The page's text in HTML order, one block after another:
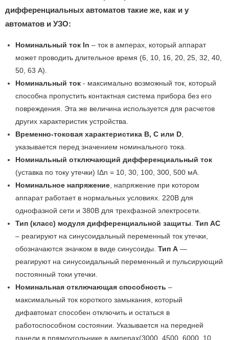
дифференциальных автоматов такие же, как и у
автоматов и УЗО:
Номинальный ток In – ток в амперах, который аппарат
может проводить длительное время (6, 10, 16, 20, 25, 32, 40,
50, 63 А).
Номинальный ток - максимально возможный ток, который
способна пропустить контактная система прибора без его
повреждения. Эта же величина используется для расчетов
других характеристик устройства.
Временно-токовая характеристика В, С или D
указывается перед значением номинального тока.
Номинальный отключающий дифференциальный ток
(уставка по току утечки) IΔn = 10, 30, 100, 300, 500 мА.
Номинальное напряжение , напряжение при котором
аппарат работает в нормальных условиях. 220В для
однофазной сети и 380В для трехфазной электросети.
Тип (класс) модуля дифференциальной защиты Тип АС
– реагируют на синусоидальный переменный ток утечки,
обозначаются значком в виде синусоиды. Тип А —
реагируют на синусоидальный переменный и пульсирующий
постоянный токи утечки.
Номинальная отключающая способность –
максимальный ток короткого замыкания, который
дифавтомат способен отключить и остаться в
работоспособном состоянии. Указывается на передней
панели в прямоугольнике в амперах(3000, 4500, 6000, 10